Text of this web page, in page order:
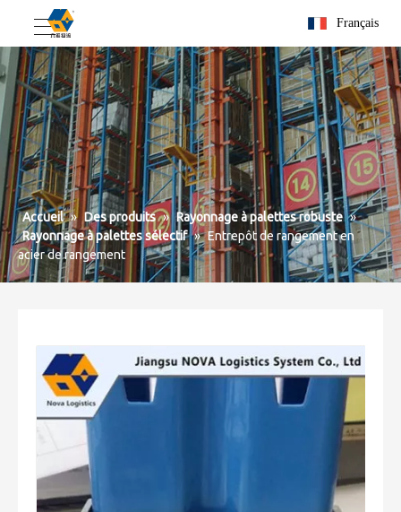
Français
Accueil » Des produits » Rayonnage à palettes robuste »
Rayonnage à palettes sélectif » Entrepôt de rangement en
acier de rangement